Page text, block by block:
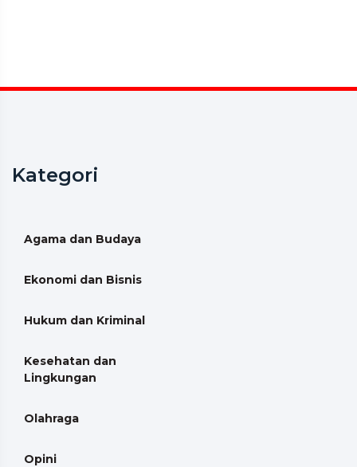
Kategori
Agama dan Budaya
Ekonomi dan Bisnis
Hukum dan Kriminal
Kesehatan dan
Lingkungan
Olahraga
Opini